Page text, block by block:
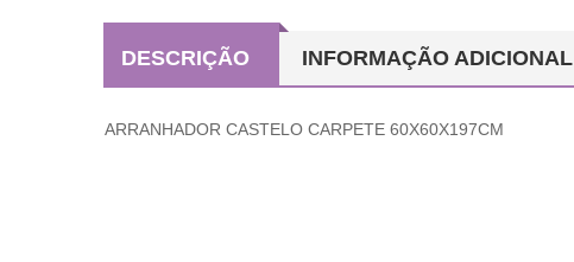
DESCRIÇÃO INFORMAÇÃO ADICIONAL
ARRANHADOR CASTELO CARPETE 60X60X197CM